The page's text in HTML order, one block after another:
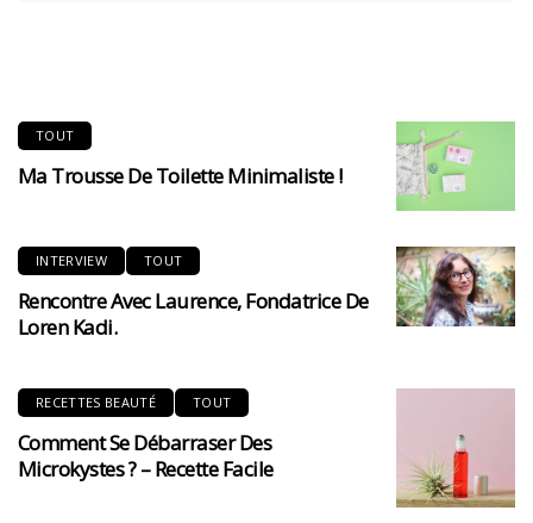
TOUT
Ma Trousse De Toilette Minimaliste !
INTERVIEW TOUT
Rencontre Avec Laurence, Fondatrice De
Loren Kadi.
RECETTES BEAUTÉ TOUT
Comment Se Débarraser Des
Microkystes ? – Recette Facile